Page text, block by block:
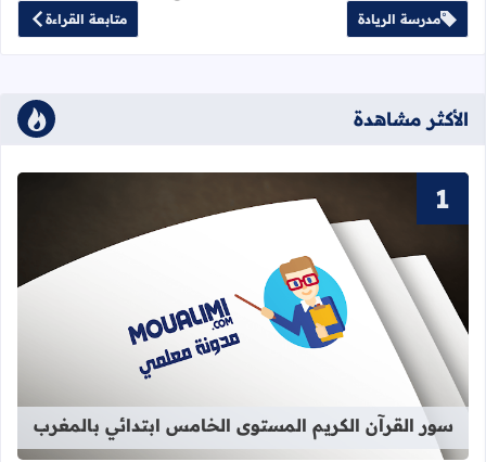
مدرسة الريادة متابعة القراءة
الأكثر مشاهدة
قراءة المزيد عن سور القرآن
سور القرآن الكريم المستوى الخامس ابتدائي بالمغرب